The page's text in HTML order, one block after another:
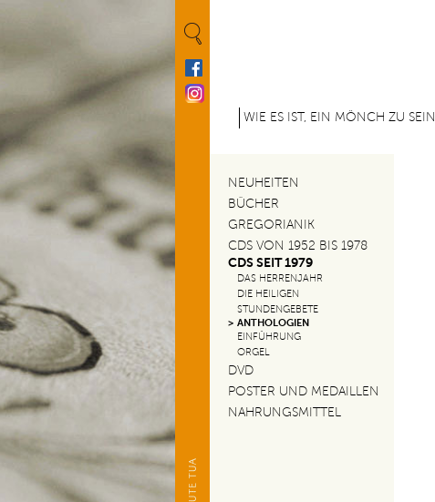
M
n
u
p
n
c
WIE ES IST, EIN MÖNCH ZU SEIN
NEUHEITEN
BÜCHER
GREGORIANIK
CDS VON 1952 BIS 1978
CDS SEIT 1979
DAS HERRENJAHR
DIE HEILIGEN
STUNDENGEBETE
ANTHOLOGIEN
EINFÜHRUNG
ORGEL
DVD
POSTER UND MEDAILLEN
NAHRUNGSMITTEL